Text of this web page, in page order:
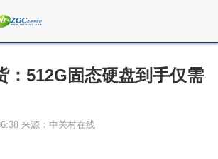
：512G固态硬盘到手仅需
来源：中关村在线